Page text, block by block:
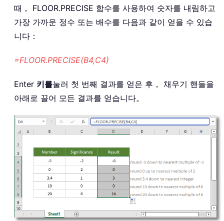
때， FLOOR.PRECISE 함수를 사용하여 숫자를 내림하고
가장 가까운 정수 또는 배수를 다음과 같이 얻을 수 있습
니다：
=FLOOR.PRECISE(B4,C4)
Enter 키를눌러 첫 번째 결과를 얻은 후， 채우기 핸들을
아래로 끌어 모든 결과를 얻습니다。